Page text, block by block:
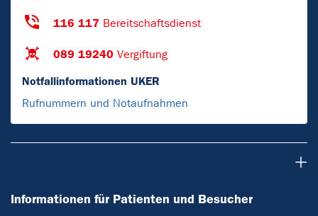
116 117 Bereitschaftsdienst
089 19240 Vergiftung
Notfallinformationen UKER
Rufnummern und Notaufnahmen
Informationen für Patienten und Besucher